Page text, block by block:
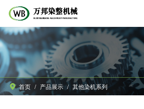
首页 / 产品展示 / 其他染机系列